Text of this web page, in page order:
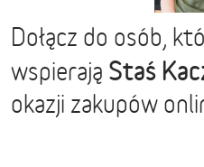
Dołącz do osób,
wspierają Staś
okazji zakupów